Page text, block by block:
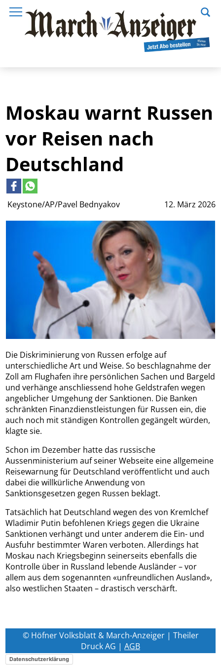
Keystone/AP/Pavel Bednyakov 12. März 2026
Moskau warnt Russen
vor Reisen nach
Deutschland
Die Diskriminierung von Russen erfolge auf
unterschiedliche Art und Weise. So beschlagnahme der
Zoll am Flughafen ihre persönlichen Sachen und Bargeld
und verhänge anschliessend hohe Geldstrafen wegen
angeblicher Umgehung der Sanktionen. Die Banken
schränkten Finanzdienstleistungen für Russen ein, die
auch noch mit ständigen Kontrollen gegängelt würden,
klagte sie.
Schon im Dezember hatte das russische
Aussenministerium auf seiner Webseite eine allgemeine
Reisewarnung für Deutschland veröffentlicht und auch
dabei die willkürliche Anwendung von
Sanktionsgesetzen gegen Russen beklagt.
Tatsächlich hat Deutschland wegen des von Kremlchef
Wladimir Putin befohlenen Kriegs gegen die Ukraine
Sanktionen verhängt und unter anderem die Ein- und
Ausfuhr bestimmter Waren verboten. Allerdings hat
Moskau nach Kriegsbeginn seinerseits ebenfalls die
Kontrolle über in Russland lebende Ausländer – vor
allem aus dem sogenannten «unfreundlichen Ausland»,
also westlichen Staaten – drastisch verschärft.
© Höfner Volksblatt & March-Anzeiger | Theiler
Druck AG | AGB
Datenschutzerklärung